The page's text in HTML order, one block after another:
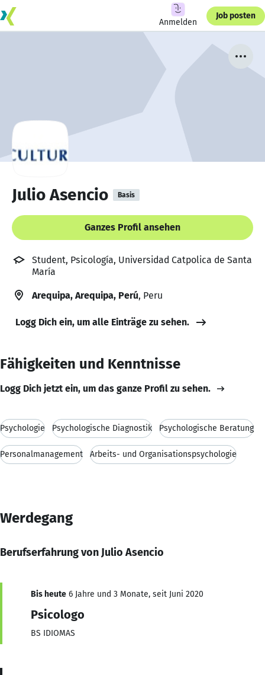
Anmelden
Job posten
Julio Asencio Basis
Ganzes Profil ansehen
Student, Psicología, Universidad Catpolica de Santa
María
Arequipa, Arequipa, Perú, Peru
Logg Dich ein, um alle Einträge zu sehen.
Fähigkeiten und Kenntnisse
Logg Dich jetzt ein, um das ganze Profil zu sehen.
Psychologie Psychologische Diagnostik Psychologische Beratung
Personalmanagement Arbeits- und Organisationspsychologie
Werdegang
Berufserfahrung von Julio Asencio
Bis heute 6 Jahre und 3 Monate, seit Juni 2020
Psicologo
BS IDIOMAS